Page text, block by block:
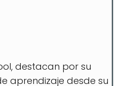
destacan por su
aprendizaje desde su